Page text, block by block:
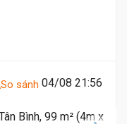
So sánh 04/08 21:56